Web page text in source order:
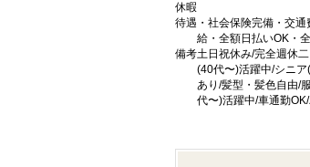
休暇
待遇 ・社会保険完備・交
給・全額日払いOK・
備考土日祝休み/完全週休
(40代〜)活躍中/シニ
あり/髪型・髪色自由/
代〜)活躍中/車通勤